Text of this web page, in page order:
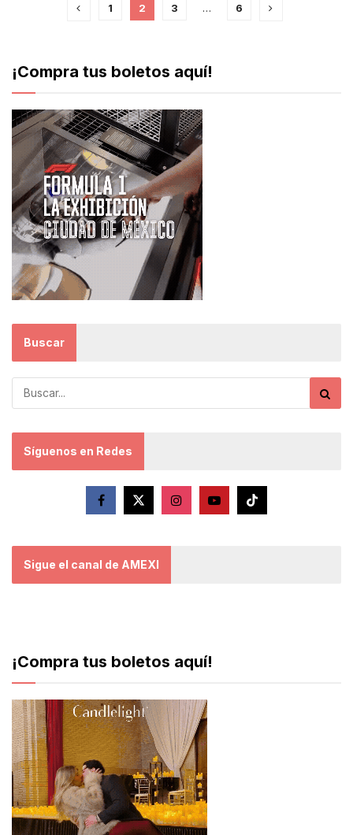
1 2 3 … 6
¡Compra tus boletos aquí!
Buscar
Síguenos en Redes
Sigue el canal de AMEXI
¡Compra tus boletos aquí!